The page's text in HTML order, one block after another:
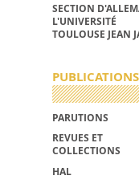
SECTION
L'UNIVERSITÉ
TOULOUSE JEAN
PUBLICATIONS
PARUTIONS
REVUES ET
COLLECTIONS
HAL